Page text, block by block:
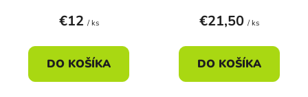
€12 / ks
DO KOŠÍKA
€21,50 / ks
DO KOŠÍKA